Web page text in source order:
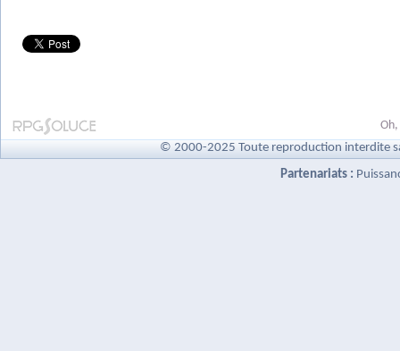
© 2000-2025 Toute reproduction interdite
Partenariats :